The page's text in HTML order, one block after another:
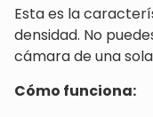
Esta es la
densidad. No
cámara de una
Cómo funciona: